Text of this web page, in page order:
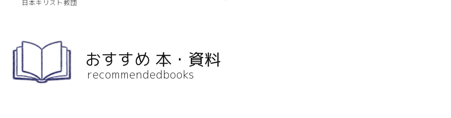
日本キリスト教団
おすすめ 本・資料
recommendedbooks